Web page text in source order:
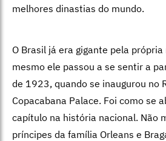
melhores dinastias do mundo.
O Brasil já era gigante pela
mesmo ele passou a se sentir a
de 1923, quando se inaugurou no
Copacabana Palace. Foi como se
capítulo na história nacional. Não
príncipes da família Orleans e